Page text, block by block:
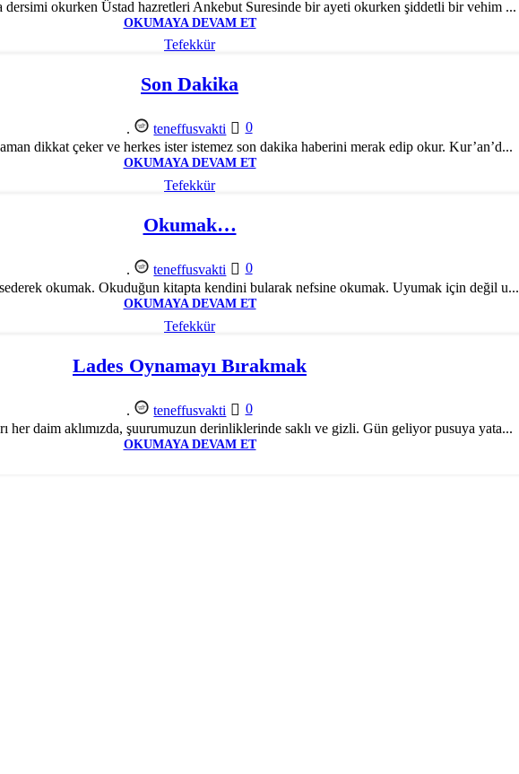
dersimi okurken Üstad hazretleri Ankebut Suresinde bir ayeti okurken şiddetli bir vehim ...
OKUMAYA DEVAM ET
Tefekkür
Son Dakika
. teneffusvakti
0
dikkat çeker ve herkes ister istemez son dakika haberini merak edip okur. Kur’an’d...
OKUMAYA DEVAM ET
Tefekkür
Okumak…
. teneffusvakti
0
okumak. Okuduğun kitapta kendini bularak nefsine okumak. Uyumak için değil u...
OKUMAYA DEVAM ET
Tefekkür
Lades Oynamayı Bırakmak
. teneffusvakti
0
her daim aklımızda, şuurumuzun derinliklerinde saklı ve gizli. Gün geliyor pusuya yata...
OKUMAYA DEVAM ET